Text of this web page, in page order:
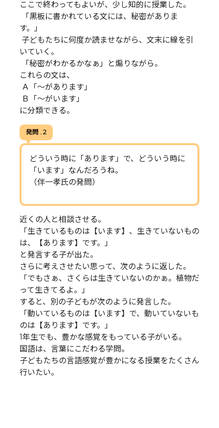
ここで終わってもよいが、少し知的に授業した。
「黒板に書かれている文には、秘密がありま
す。」
子どもたちに何度か読ませながら、文末に線を引
いていく。
「秘密がわかるかなぁ」と煽りながら。
これらの文は、
Ａ「～があります」
Ｂ「～がいます」
に分類できる。
発問 . 2
どういう時に「あります」で、どういう時に
「います」なんだろうね。
（伴一孝氏の発問）
近くの人と相談させる。
「生きているものは【います】、生きていないもの
は、【あります】です。」
と発言する子が出た。
さらに考えさせたい思って、次のように返した。
「でもさぁ、さくらは生きていないのかぁ。植物だ
って生きてるよ。」
すると、別の子どもが次のように発言した。
「動いているものは【います】で、動いていないも
のは【あります】です。」
1年生でも、豊かな感覚をもっている子がいる。
国語は、言葉にこだわる学問。
子どもたちの言語感覚が豊かになる授業をたくさん
行いたい。